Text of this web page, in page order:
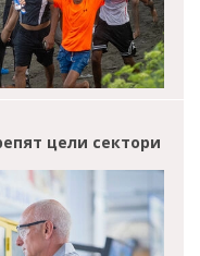
цели сектори